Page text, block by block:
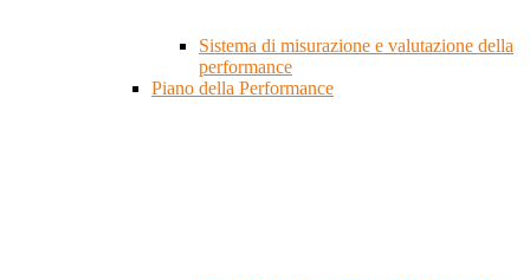
Sistema di misurazione e valutazione della
performance
Piano della Performance